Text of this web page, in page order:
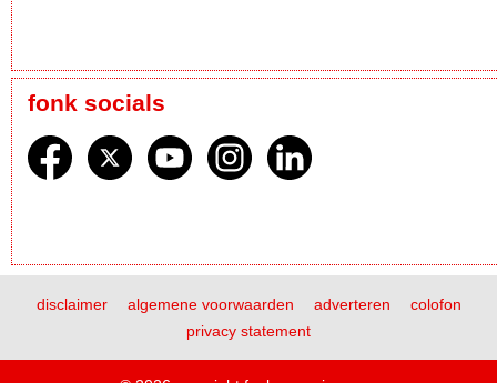
fonk socials
disclaimer algemene voorwaarden adverteren
colofon
privacy statement